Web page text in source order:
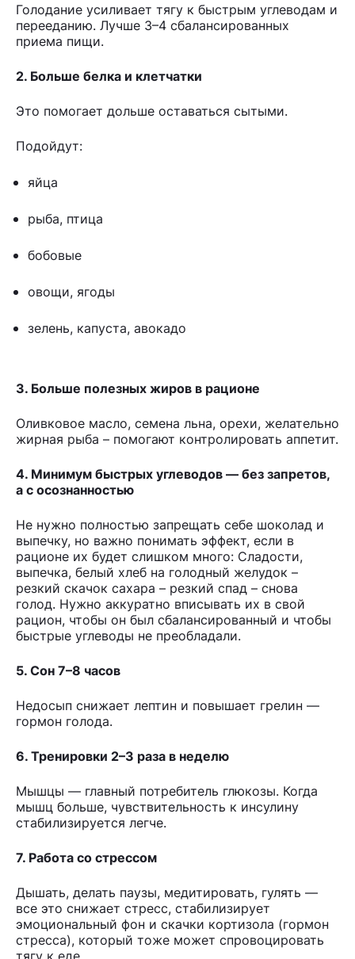
Голодание усиливает тягу к быстрым углеводам и
перееданию. Лучше 3–4 сбалансированных
приема пищи.
2. Больше белка и клетчатки
Это помогает дольше оставаться сытыми.
Подойдут:
яйца
рыба, птица
бобовые
овощи, ягоды
зелень, капуста, авокадо
3. Больше полезных жиров в рационе
Оливковое масло, семена льна, орехи, желательно
жирная рыба – помогают контролировать аппетит.
4. Минимум быстрых углеводов — без запретов,
а с осознанностью
Не нужно полностью запрещать себе шоколад и
выпечку, но важно понимать эффект, если в
рационе их будет слишком много: Сладости,
выпечка, белый хлеб на голодный желудок –
резкий скачок сахара – резкий спад – снова
голод. Нужно аккуратно вписывать их в свой
рацион, чтобы он был сбалансированный и чтобы
быстрые углеводы не преобладали.
5. Сон 7–8 часов
Недосып снижает лептин и повышает грелин —
гормон голода.
6. Тренировки 2–3 раза в неделю
Мышцы — главный потребитель глюкозы. Когда
мышц больше, чувствительность к инсулину
стабилизируется легче.
7. Работа со стрессом
Дышать, делать паузы, медитировать, гулять —
все это снижает стресс, стабилизирует
эмоциональный фон и скачки кортизола (гормон
стресса), который тоже может спровоцировать
тягу к еде.